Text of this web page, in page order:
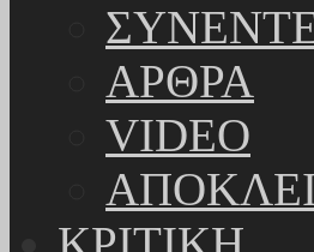
ΑΡΘΡΑ
VIDEO